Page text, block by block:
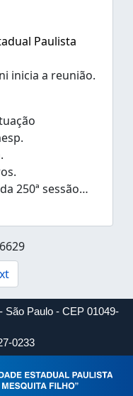
Paulista
inicia a reunião.
250ª sessão…
São Paulo - CEP 01049-
0233